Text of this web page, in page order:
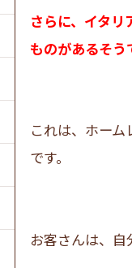
さらに、イタリ
ものがあるそう
これは、ホー
です。
お客さんは、自